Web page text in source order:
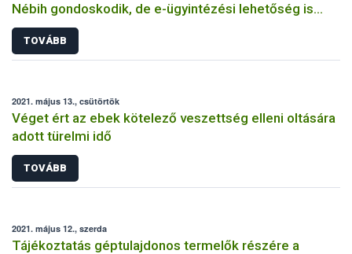
Nébih gondoskodik, de e-ügyintézési lehetőség is
rendelkezésre áll
TOVÁBB
2021. május 13., csütörtök
Véget ért az ebek kötelező veszettség elleni oltására
adott türelmi idő
TOVÁBB
2021. május 12., szerda
Tájékoztatás géptulajdonos termelők részére a